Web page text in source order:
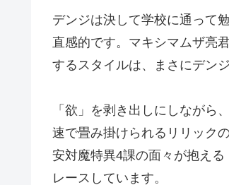
デンジは決して学校に通って
直感的です。マキシマムザ亮
するスタイルは、まさにデン
「欲」を剥き出しにしながら
速で畳み掛けられるリリック
安対魔特異4課の面々が抱え
レースしています。